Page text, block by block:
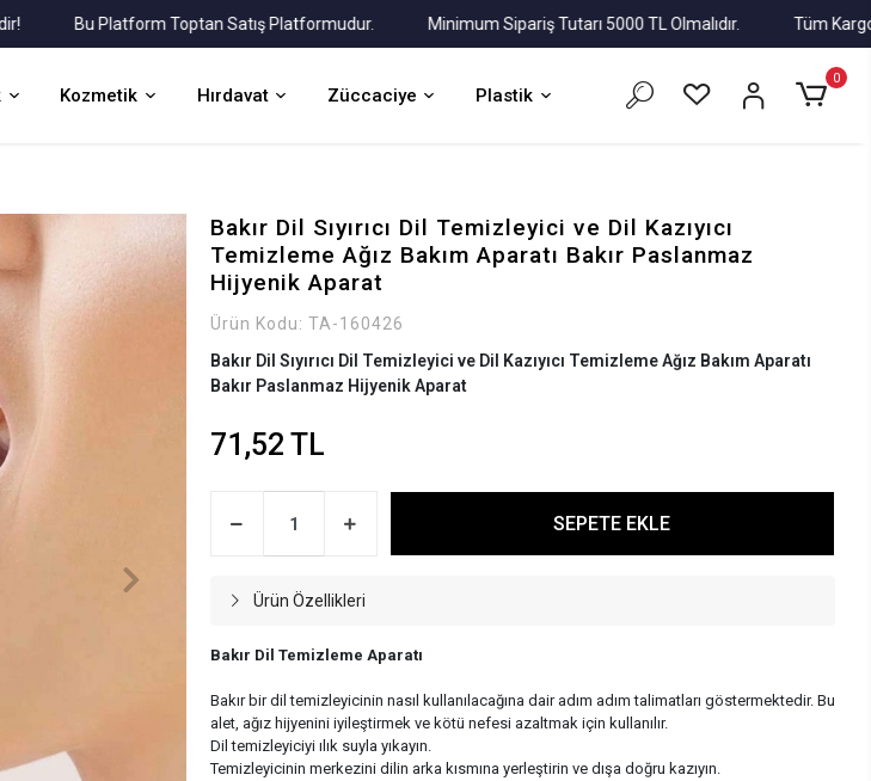
Bu Platform Toptan Satış Platformudur. Minimum Sipariş Tutarı 5000 TL Olmalıdır. Tüm Kargolar
Kozmetik Hırdavat Züccaciye Plastik
0
Bakır Dil Sıyırıcı Dil Temizleyici ve Dil Kazıyıcı
Temizleme Ağız Bakım Aparatı Bakır Paslanmaz
Hijyenik Aparat
Ürün Kodu: TA-160426
Bakır Dil Sıyırıcı Dil Temizleyici ve Dil Kazıyıcı Temizleme Ağız Bakım Aparatı
Bakır Paslanmaz Hijyenik Aparat
71,52 TL
SEPETE EKLE
Ürün Özellikleri
Bakır Dil Temizleme Aparatı
Bakır bir dil temizleyicinin nasıl kullanılacağına dair adım adım talimatları göstermektedir. Bu
alet, ağız hijyenini iyileştirmek ve kötü nefesi azaltmak için kullanılır.
Dil temizleyiciyi ılık suyla yıkayın.
Temizleyicinin merkezini dilin arka kısmına yerleştirin ve dışa doğru kazıyın.